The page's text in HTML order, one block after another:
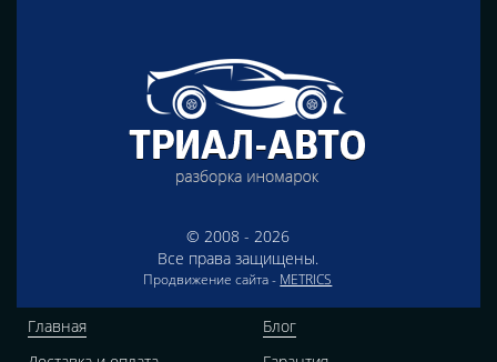
© 2008 - 2026
Все права защищены.
Продвижение сайта - METRICS
Главная
Блог